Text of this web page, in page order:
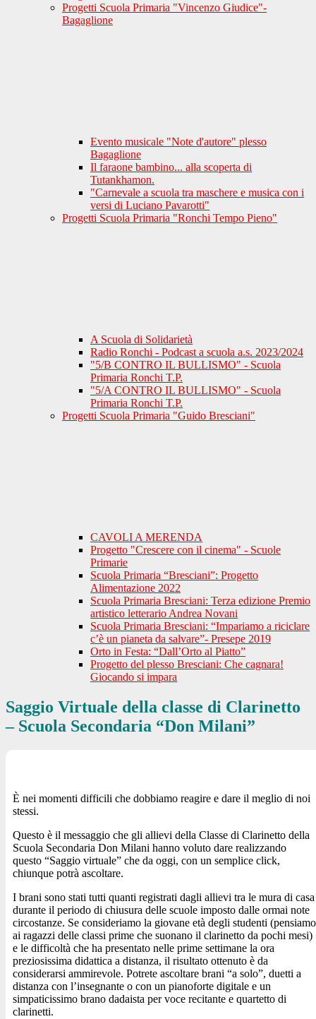
Progetti Scuola Primaria "Vincenzo Giudice"-
Bagaglione
Evento musicale "Note d'autore" plesso
Bagaglione
Il faraone bambino... alla scoperta di
Tutankhamon.
"Carnevale a scuola tra maschere e musica con i
versi di Luciano Pavarotti"
Progetti Scuola Primaria "Ronchi Tempo Pieno"
A Scuola di Solidarietà
Radio Ronchi - Podcast a scuola a.s. 2023/2024
"5/B CONTRO IL BULLISMO" - Scuola
Primaria Ronchi T.P.
"5/A CONTRO IL BULLISMO" - Scuola
Primaria Ronchi T.P.
Progetti Scuola Primaria "Guido Bresciani"
CAVOLI A MERENDA
Progetto "Crescere con il cinema" - Scuole
Primarie
Scuola Primaria “Bresciani”: Progetto
Alimentazione 2022
Scuola Primaria Bresciani: Terza edizione Premio
artistico letterario Andrea Novani
Scuola Primaria Bresciani: “Impariamo a riciclare
c’è un pianeta da salvare”- Presepe 2019
Orto in Festa: “Dall’Orto al Piatto”
Progetto del plesso Bresciani: Che cagnara!
Giocando si impara
Saggio Virtuale della classe di Clarinetto
– Scuola Secondaria “Don Milani”
È nei momenti difficili che dobbiamo reagire e dare il meglio di noi
stessi.
Questo è il messaggio che gli allievi della Classe di Clarinetto della
Scuola Secondaria Don Milani hanno voluto dare realizzando
questo “Saggio virtuale” che da oggi, con un semplice click,
chiunque potrà ascoltare.
I brani sono stati tutti quanti registrati dagli allievi tra le mura di casa
durante il periodo di chiusura delle scuole imposto dalle ormai note
circostanze. Se consideriamo la giovane età degli studenti (pensiamo
ai ragazzi delle classi prime che suonano il clarinetto da pochi mesi)
e le difficoltà che ha presentato nelle prime settimane la ora
preziosissima didattica a distanza, il risultato ottenuto è da
considerarsi ammirevole. Potrete ascoltare brani “a solo”, duetti a
distanza con l’insegnante o con un pianoforte digitale e un
simpaticissimo brano dadaista per voce recitante e quartetto di
clarinetti.